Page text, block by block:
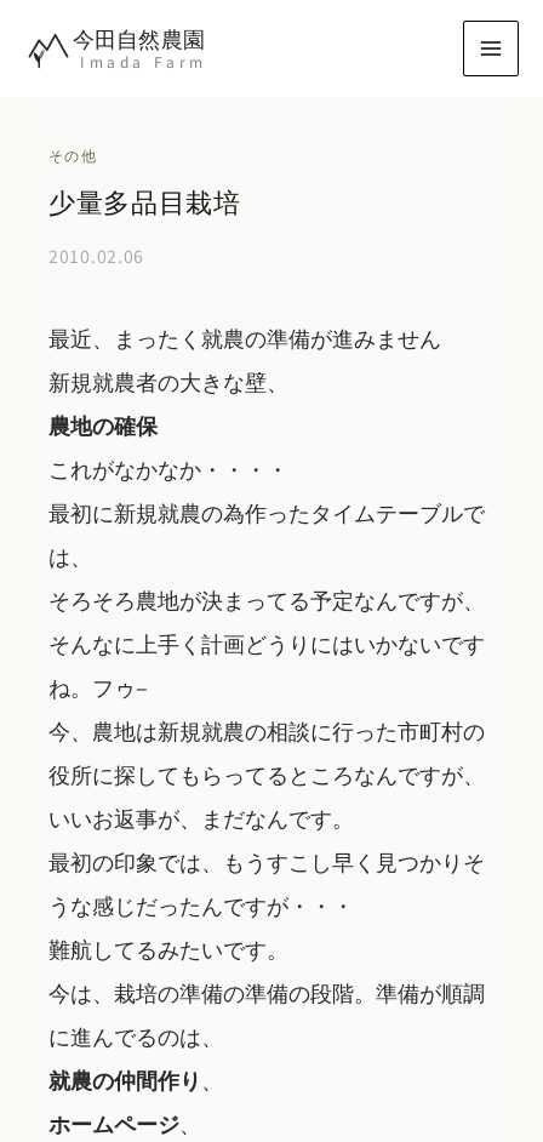
今田自然農園
Imada Farm
その他
少量多品目栽培
2010.02.06
最近、まったく就農の準備が進みません
新規就農者の大きな壁、
農地の確保
これがなかなか・・・・
最初に新規就農の為作ったタイムテーブルで
は、
そろそろ農地が決まってる予定なんですが、
そんなに上手く 計画どうりにはいかないです
ね。 フゥ–
今、農地は新規就農の相談に行った市町村の
役所に探してもらってるところなんですが、
いいお返事が、まだなんです。
最初の印象では、もうすこし早く見つかりそ
うな感じだったんですが・・・
難航してるみたいです。
今は、栽培の準備の準備の段階。準備が順調
に進んでるのは、
就農の仲間作り、
ホームページ、